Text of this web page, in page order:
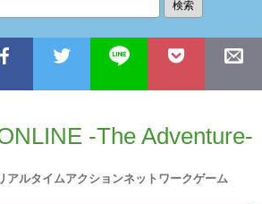
-The Adventure-
アルタイムアクションネットワークゲーム